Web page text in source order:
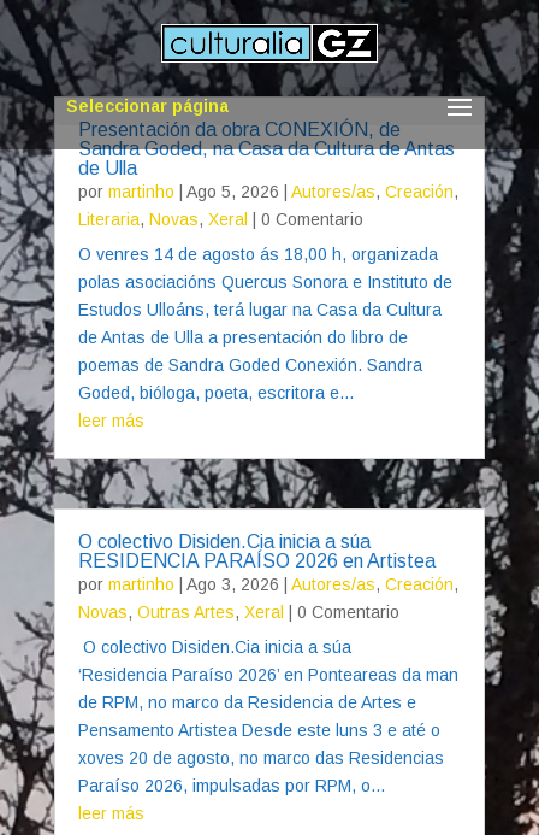
Seleccionar página
Presentación da obra CONEXIÓN, de
Sandra Goded, na Casa da Cultura de Antas
de Ulla
por martinho Ago 5, 2026 Autores/as, Creación,
Literaria, Novas, Xeral
| 0 Comentario
O venres 14 de agosto ás 18,00 h, organizada
polas asociacións Quercus Sonora e Instituto de
Estudos Ulloáns, terá lugar na Casa da Cultura
de Antas de Ulla a presentación do libro de
poemas de Sandra Goded Conexión. Sandra
Goded, bióloga, poeta, escritora e...
leer más
O colectivo Disiden.Cia inicia a súa
RESIDENCIA PARAÍSO 2026 en Artistea
por martinho Ago 3, 2026 Autores/as, Creación,
Novas, Outras Artes, Xeral
| 0 Comentario
O colectivo Disiden.Cia inicia a súa
‘Residencia Paraíso 2026’ en Ponteareas da man
de RPM, no marco da Residencia de Artes e
Pensamento Artistea Desde este luns 3 e até o
xoves 20 de agosto, no marco das Residencias
Paraíso 2026, impulsadas por RPM, o...
leer más